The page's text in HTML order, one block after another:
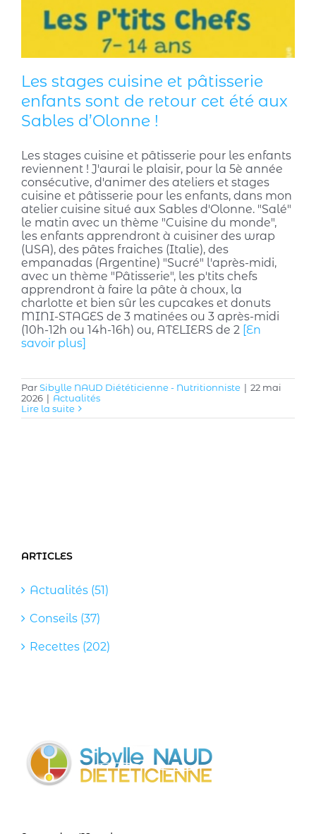
Les stages cuisine et pâtisserie
enfants sont de retour cet été aux
Sables d’Olonne !
Les stages cuisine et pâtisserie pour les enfants
reviennent ! J'aurai le plaisir, pour la 5è année
consécutive, d'animer des ateliers et stages
cuisine et pâtisserie pour les enfants, dans mon
atelier cuisine situé aux Sables d'Olonne. "Salé"
le matin avec un thème "Cuisine du monde",
les enfants apprendront à cuisiner des wrap
(USA), des pâtes fraiches (Italie), des
empanadas (Argentine) "Sucré" l'après-midi,
avec un thème "Pâtisserie", les p'tits chefs
apprendront à faire la pâte à choux, la
charlotte et bien sûr les cupcakes et donuts
MINI-STAGES de 3 matinées ou 3 après-midi
(10h-12h ou 14h-16h) ou, ATELIERS de 2 [En
savoir plus]
ParSibylle NAUD Diététicienne - Nutritionniste | 22 mai
2026 | Actualités
Lire la suite
ARTICLES
Actualités (51)
Conseils (37)
Recettes (202)